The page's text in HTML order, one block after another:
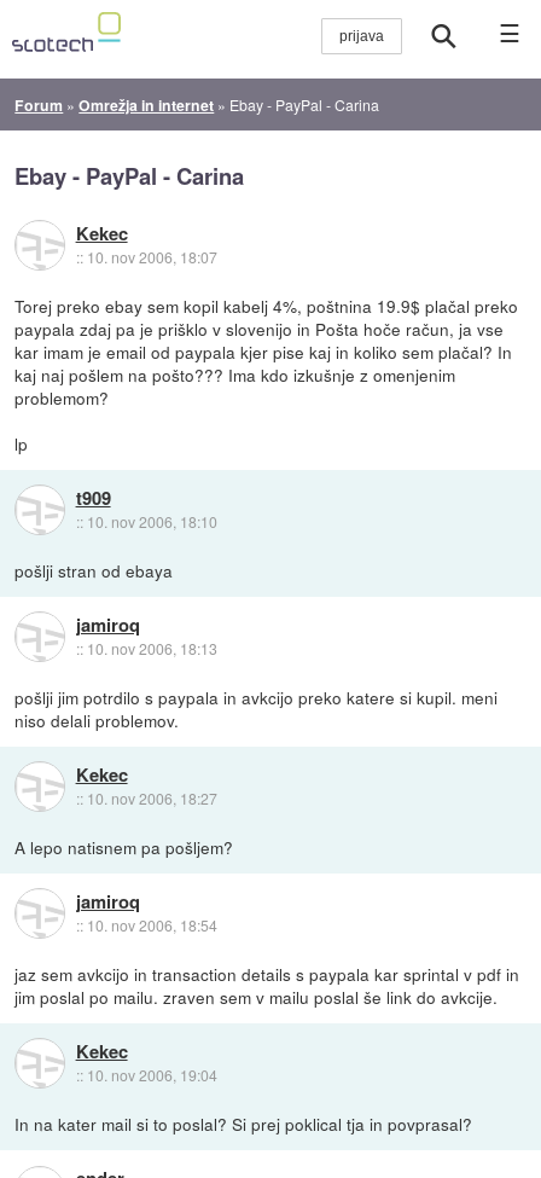
☰
Forum »Omrežja in internet » Ebay - PayPal - Carina
Ebay - PayPal - Carina
Kekec
:: 10. nov 2006, 18:07
Torej preko ebay sem kopil kabelj 4%, poštnina 19.9$ plačal preko
paypala zdaj pa je prišklo v slovenijo in Pošta hoče račun, ja vse
kar imam je email od paypala kjer pise kaj in koliko sem plačal? In
kaj naj pošlem na pošto??? Ima kdo izkušnje z omenjenim
problemom?
lp
t909
:: 10. nov 2006, 18:10
pošlji stran od ebaya
jamiroq
:: 10. nov 2006, 18:13
pošlji jim potrdilo s paypala in avkcijo preko katere si kupil. meni
niso delali problemov.
Kekec
:: 10. nov 2006, 18:27
A lepo natisnem pa pošljem?
jamiroq
:: 10. nov 2006, 18:54
jaz sem avkcijo in transaction details s paypala kar sprintal v pdf in
jim poslal po mailu. zraven sem v mailu poslal še link do avkcije.
Kekec
:: 10. nov 2006, 19:04
In na kater mail si to poslal? Si prej poklical tja in povprasal?